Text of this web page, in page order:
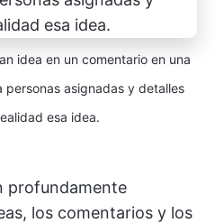
idea en un comentario en una
asignadas y detalles
esa idea.
profundamente
los comentarios y los